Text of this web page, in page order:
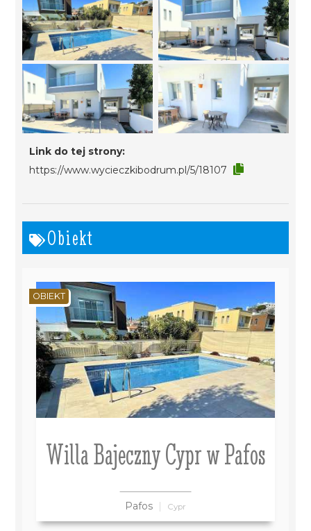
Link do tej strony:
https://www.wycieczkibodrum.pl/5/18107
Obiekt
Willa Bajeczny Cypr w Pafos
Pafos Cypr
OBIEKT